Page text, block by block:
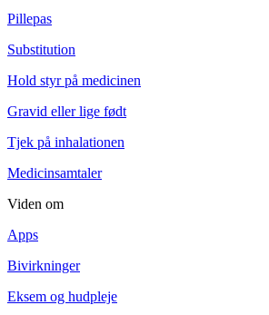
Pillepas
Substitution
Hold styr på medicinen
Gravid eller lige født
Tjek på inhalationen
Medicinsamtaler
Viden om
Apps
Bivirkninger
Eksem og hudpleje